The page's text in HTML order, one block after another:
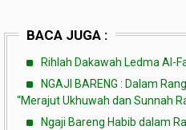
BACA JUGA :
Rihlah Dakawah Ledma Al-
NGAJI BARENG : Dalam
“Merajut Ukhuwah dan Sunnah
Ngaji Bareng Habib dalam